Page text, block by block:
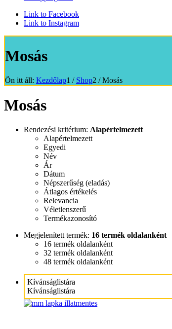
Link to Facebook
Link to Instagram
Mosás
Ön itt áll: Kezdőlap1 / Shop2 / Mosás
Mosás
Rendezési kritérium: Alapértelmezett
Alapértelmezett
Egyedi
Név
Ár
Dátum
Népszerűség (eladás)
Átlagos értékelés
Relevancia
Véletlenszerű
Termékazonosító
Megjelenített termék: 16 termék oldalanként
16 termék oldalanként
32 termék oldalanként
48 termék oldalanként
Kívánságlistára
Kívánságlistára